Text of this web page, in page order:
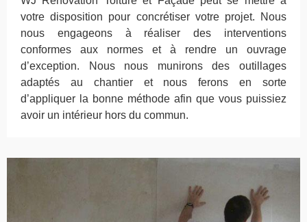
votre disposition pour concrétiser votre projet. Nous
nous engageons à réaliser des interventions
conformes aux normes et à rendre un ouvrage
d’exception. Nous nous munirons des outillages
adaptés au chantier et nous ferons en sorte
d’appliquer la bonne méthode afin que vous puissiez
avoir un intérieur hors du commun.